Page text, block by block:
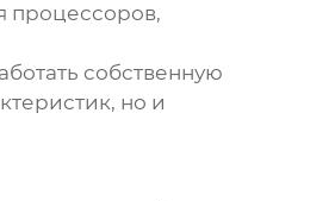
процессоров,
собственную
но и